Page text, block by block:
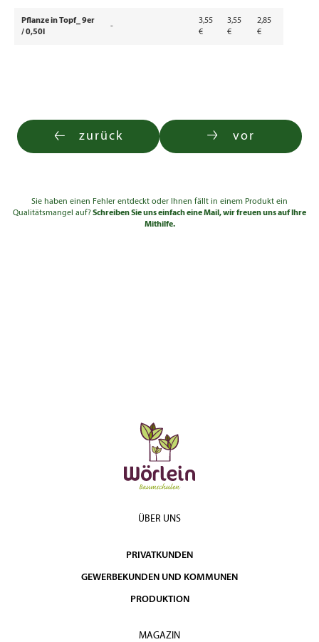
Pflanze in Topf_ 9er
/ 0,50l
-
3,55
€
3,55
€
2,85
€
zurück vor
Sie haben einen Fehler entdeckt oder Ihnen fällt in einem Produkt ein
Qualitätsmangel auf?Schreiben Sie uns einfach eine Mail, wir freuen uns auf Ihre
Mithilfe.
ÜBER UNS
PRIVATKUNDEN
GEWERBEKUNDEN UND KOMMUNEN
PRODUKTION
MAGAZIN